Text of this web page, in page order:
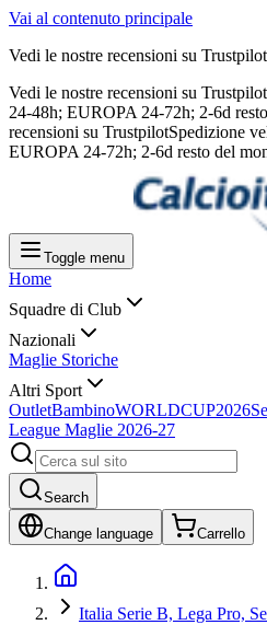
Vai al contenuto principale
Vedi le nostre recensioni su Trustpilot
Vedi le nostre recensioni su Trustpilot
24-48h; EUROPA 24-72h; 2-6d
recensioni su TrustpilotSpedizione
EUROPA 24-72h; 2-6d resto del
Toggle menu
Home
Squadre di Club
Nazionali
Maglie Storiche
Altri Sport
OutletBambinoWORLDCUP2026
League Maglie 2026-27
Search
Change language Carrello
Italia Serie B, Lega Pro,